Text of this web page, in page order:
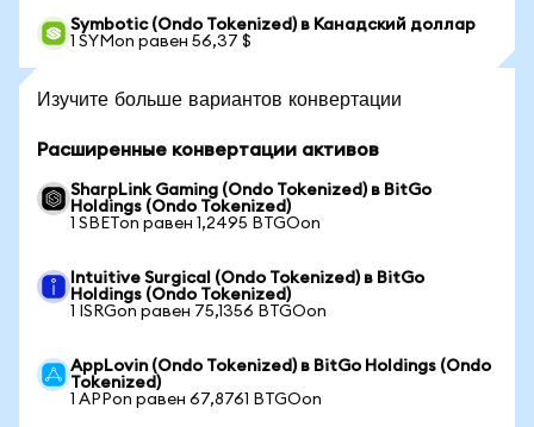
Symbotic (Ondo Tokenized) в Канадский доллар
1 SYMon равен 56,37 $
Изучите больше вариантов конвертации
Расширенные конвертации активов
SharpLink Gaming (Ondo Tokenized) в BitGo
Holdings (Ondo Tokenized)
1 SBETon равен 1,2495 BTGOon
Intuitive Surgical (Ondo Tokenized) в BitGo
Holdings (Ondo Tokenized)
1 ISRGon равен 75,1356 BTGOon
AppLovin (Ondo Tokenized) в BitGo Holdings (Ondo
Tokenized)
1 APPon равен 67,8761 BTGOon